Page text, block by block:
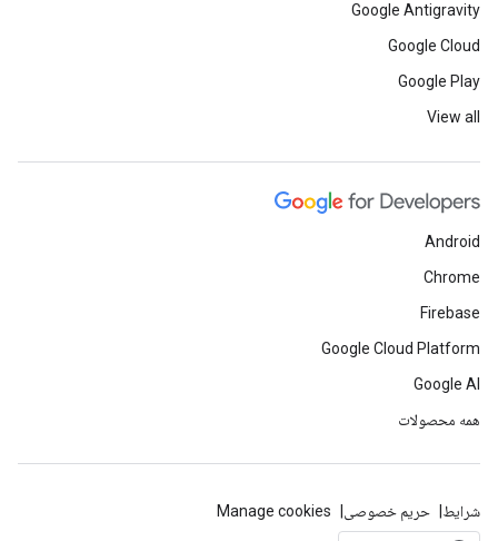
Google Antigravity
Google Cloud
Google Play
View all
Android
Chrome
Firebase
Google Cloud Platform
Google AI
همه محصولات
شرایط حریم خصوصی Manage cookies